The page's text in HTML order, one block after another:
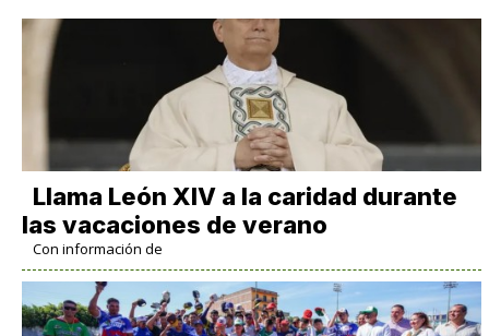
Llama León XIV a la caridad durante
las vacaciones de verano
Con información de